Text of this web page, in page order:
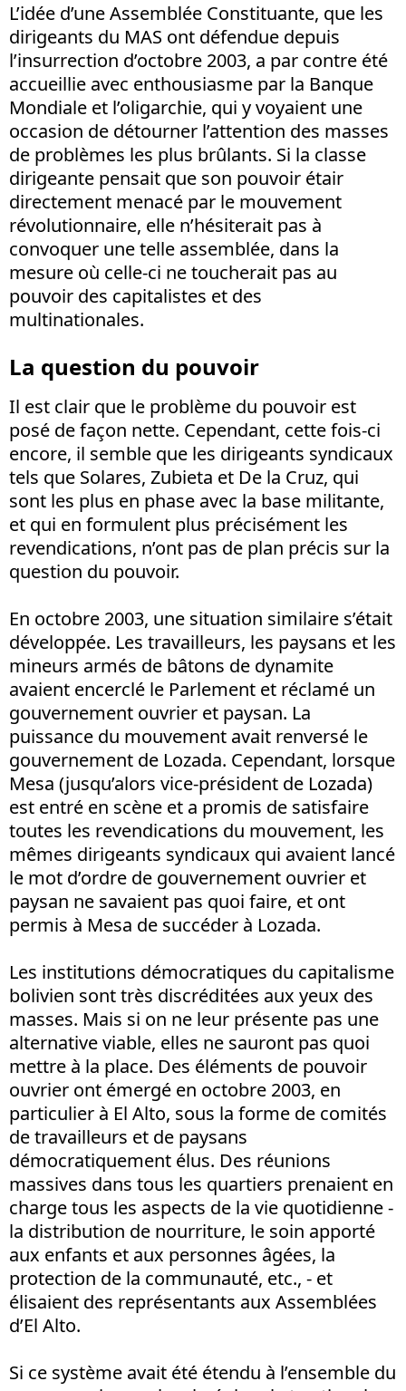
L’idée d’une Assemblée Constituante, que les
dirigeants du MAS ont défendue depuis
l’insurrection d’octobre 2003, a par contre été
accueillie avec enthousiasme par la Banque
Mondiale et l’oligarchie, qui y voyaient une
occasion de détourner l’attention des masses
de problèmes les plus brûlants. Si la classe
dirigeante pensait que son pouvoir étair
directement menacé par le mouvement
révolutionnaire, elle n’hésiterait pas à
convoquer une telle assemblée, dans la
mesure où celle-ci ne toucherait pas au
pouvoir des capitalistes et des
multinationales.
La question du pouvoir
Il est clair que le problème du pouvoir est
posé de façon nette. Cependant, cette fois-ci
encore, il semble que les dirigeants syndicaux
tels que Solares, Zubieta et De la Cruz, qui
sont les plus en phase avec la base militante,
et qui en formulent plus précisément les
revendications, n’ont pas de plan précis sur la
question du pouvoir.
En octobre 2003, une situation similaire s’était
développée. Les travailleurs, les paysans et les
mineurs armés de bâtons de dynamite
avaient encerclé le Parlement et réclamé un
gouvernement ouvrier et paysan. La
puissance du mouvement avait renversé le
gouvernement de Lozada. Cependant, lorsque
Mesa (jusqu’alors vice-président de Lozada)
est entré en scène et a promis de satisfaire
toutes les revendications du mouvement, les
mêmes dirigeants syndicaux qui avaient lancé
le mot d’ordre de gouvernement ouvrier et
paysan ne savaient pas quoi faire, et ont
permis à Mesa de succéder à Lozada.
Les institutions démocratiques du capitalisme
bolivien sont très discréditées aux yeux des
masses. Mais si on ne leur présente pas une
alternative viable, elles ne sauront pas quoi
mettre à la place. Des éléments de pouvoir
ouvrier ont émergé en octobre 2003, en
particulier à El Alto, sous la forme de comités
de travailleurs et de paysans
démocratiquement élus. Des réunions
massives dans tous les quartiers prenaient en
charge tous les aspects de la vie quotidienne -
la distribution de nourriture, le soin apporté
aux enfants et aux personnes âgées, la
protection de la communauté, etc., - et
élisaient des représentants aux Assemblées
d’El Alto.
Si ce système avait été étendu à l’ensemble du